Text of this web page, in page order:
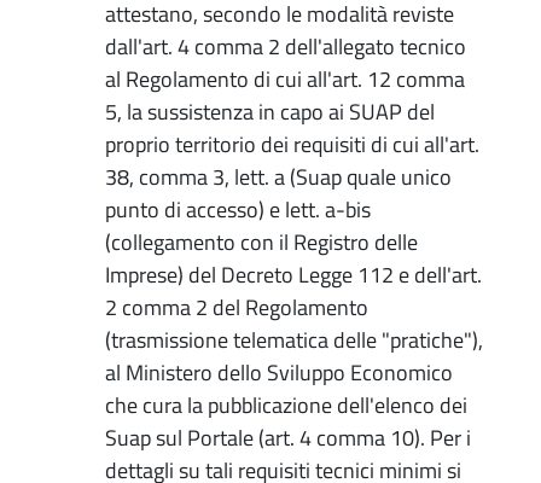
attestano, secondo le modalità reviste
dall'art. 4 comma 2 dell'allegato tecnico
al Regolamento di cui all'art. 12 comma
5, la sussistenza in capo ai SUAP del
proprio territorio dei requisiti di cui all'art.
38, comma 3, lett. a (Suap quale unico
punto di accesso) e lett. a-bis
(collegamento con il Registro delle
Imprese) del Decreto Legge 112 e dell'art.
2 comma 2 del Regolamento
(trasmissione telematica delle "pratiche"),
al Ministero dello Sviluppo Economico
che cura la pubblicazione dell'elenco dei
Suap sul Portale (art. 4 comma 10). Per i
dettagli su tali requisiti tecnici minimi si